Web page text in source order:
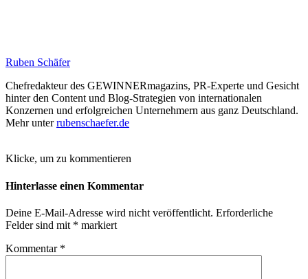
Ruben Schäfer
Chefredakteur des GEWINNERmagazins, PR-Experte und Gesicht
hinter den Content und Blog-Strategien von internationalen
Konzernen und erfolgreichen Unternehmern aus ganz Deutschland.
Mehr unterrubenschaefer.de
Klicke, um zu kommentieren
Hinterlasse einen Kommentar
Deine E-Mail-Adresse wird nicht veröffentlicht. Erforderliche
Felder sind mit * markiert
Kommentar *